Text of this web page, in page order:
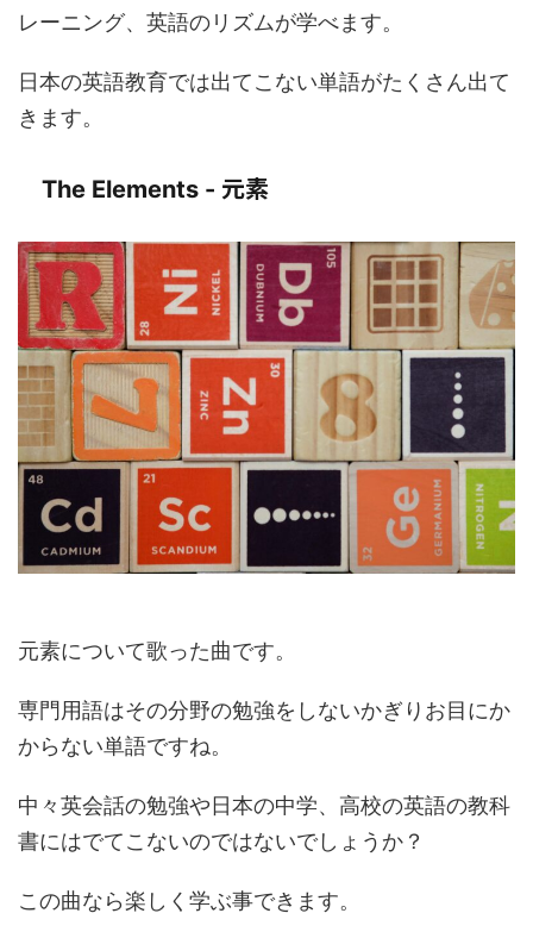
レーニング、英語のリズムが学べます。
日本の英語教育では出てこない単語がたくさん出て
きます。
The Elements - 元素
元素について歌った曲です。
専門用語はその分野の勉強をしないかぎりお目にか
からない単語ですね。
中々英会話の勉強や日本の中学、高校の英語の教科
書にはでてこないのではないでしょうか？
この曲なら楽しく学ぶ事できます。